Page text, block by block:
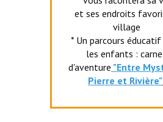
et ses endroits
village
* Un parcours
les enfants :
d'aventure "Entre
Pierre et Rivière"